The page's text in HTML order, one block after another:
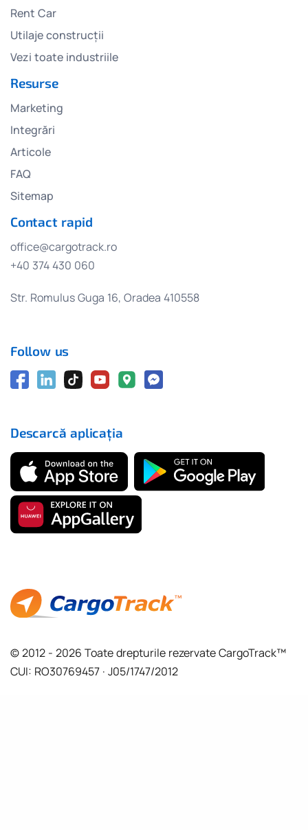
Rent Car
Utilaje construcții
Vezi toate industriile
Resurse
Marketing
Integrări
Articole
FAQ
Sitemap
Contact rapid
office@cargotrack.ro
+40 374 430 060
Str. Romulus Guga 16, Oradea 410558
© 2012 - 2026 Toate drepturile rezervate CargoTrack™
CUI: RO30769457 · J05/1747/2012
Follow us
Descarcă aplicația